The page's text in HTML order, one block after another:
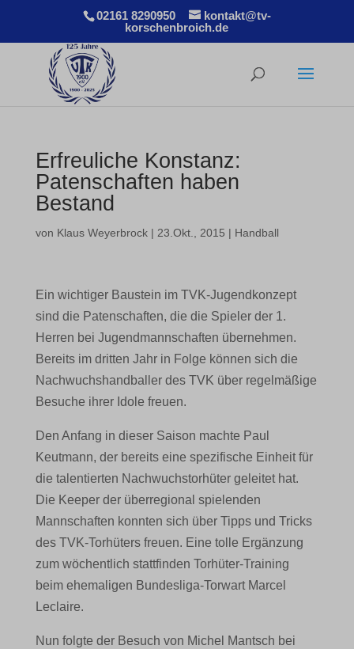
02161 8290950
kontakt@tv-
korschenbroich.de
Erfreuliche Konstanz:
Patenschaften haben
Bestand
von Klaus Weyerbrock| 23.Okt., 2015 | Handball
Ein wichtiger Baustein im TVK-Jugendkonzept
sind die Patenschaften, die die Spieler der 1.
Herren bei Jugendmannschaften übernehmen.
Bereits im dritten Jahr in Folge können sich die
Nachwuchshandballer des TVK über regelmäßige
Besuche ihrer Idole freuen.
Den Anfang in dieser Saison machte Paul
Keutmann, der bereits eine spezifische Einheit für
die talentierten Nachwuchstorhüter geleitet hat.
Die Keeper der überregional spielenden
Mannschaften konnten sich über Tipps und Tricks
des TVK-Torhüters freuen. Eine tolle Ergänzung
zum wöchentlich stattfinden Torhüter-Training
beim ehemaligen Bundesliga-Torwart Marcel
Leclaire.
Nun folgte der Besuch von Michel Mantsch bei